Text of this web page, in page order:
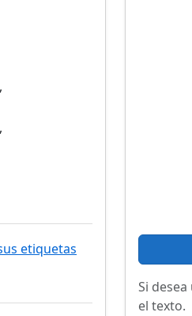
,
,
etiquetas
Si
el texto.